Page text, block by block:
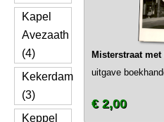
Kapel
Avezaath
(4)
Kekerdam
(3)
Keppel
Misterstraat
uitgave
€ 2,00